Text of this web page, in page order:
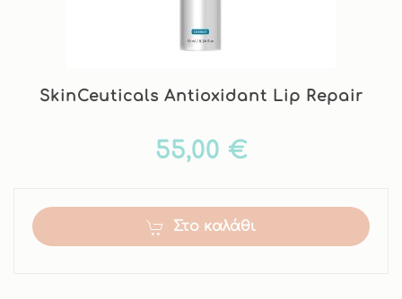
SkinCeuticals Antioxidant Lip Repair
55,00 €
Στο καλάθι